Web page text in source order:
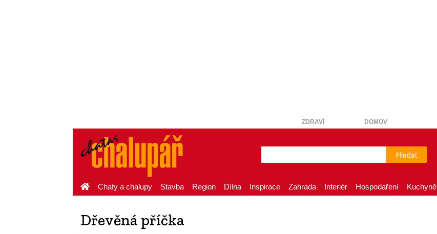
ZDRAVÍ DOMOV
Hledat
Chaty a chalupy Stavba Region Dílna Inspirace Zahrada Interiér Hospodaření Kuchyně
Dřevěná příčka